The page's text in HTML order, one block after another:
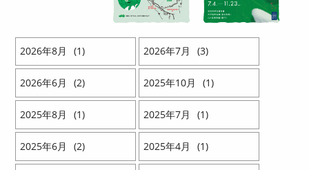
2026 8 1 2026 7 3
2026 6 2 2025 10 1
2025 8 1 2025 7 1
2025 6 2 2025 4 1